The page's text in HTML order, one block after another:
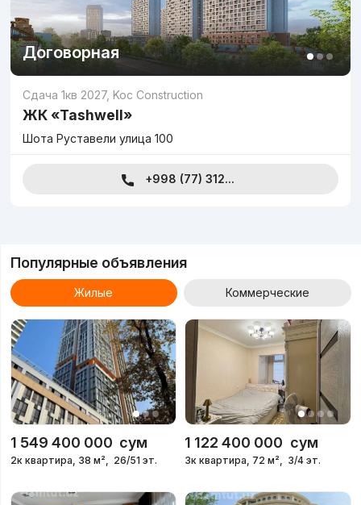
Договорная
Сдача 1кв 2027, Koc Construction
ЖК «Tashwell»
Шота Руставели улица 100
+998 (77) 312...
Популярные объявления
Жилые Коммерческие
1 549 400 000 сум
2к квартира, 38 м², 26/51 эт.
1 122 400 000 сум
3к квартира, 72 м², 3/4 эт.